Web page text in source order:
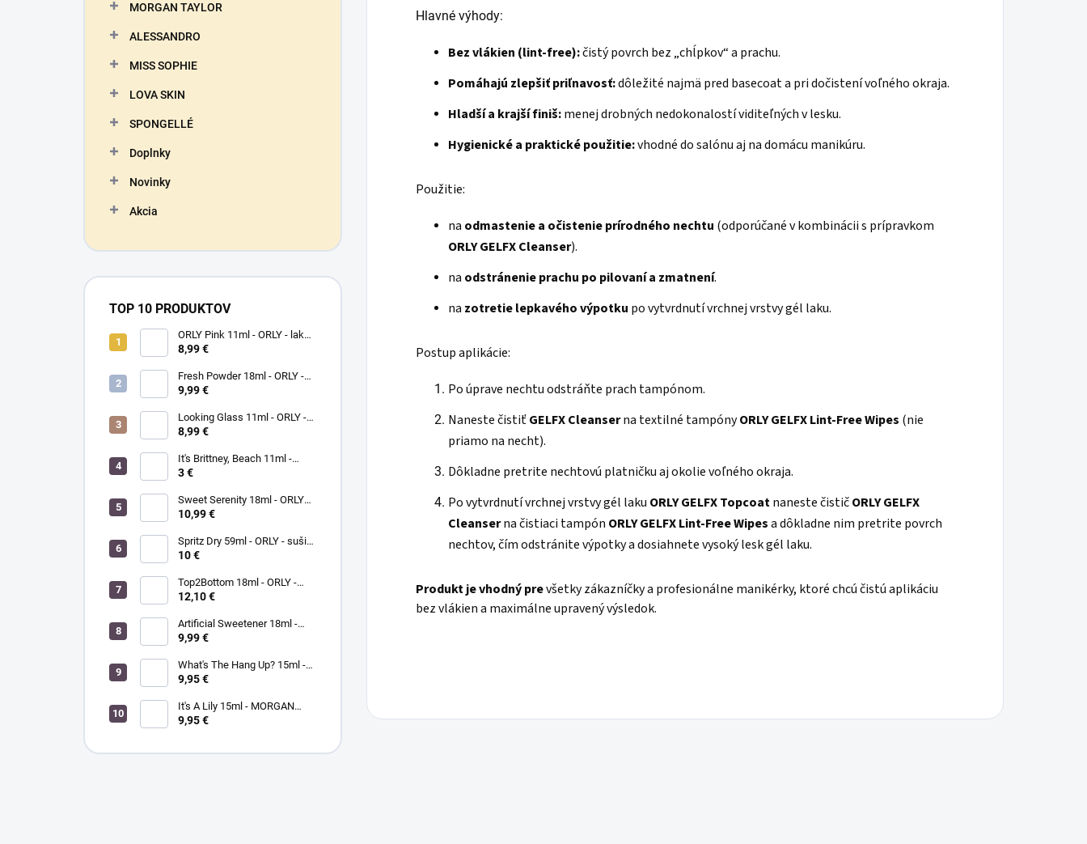
MORGAN TAYLOR
ALESSANDRO
MISS SOPHIE
LOVA SKIN
SPONGELLÉ
Doplnky
Novinky
Akcia
TOP 10 PRODUKTOV
ORLY Pink 11ml - ORLY - lak
na nechty
8,99 €
Fresh Powder 18ml - ORLY -
lak na nechty
9,99 €
Looking Glass 11ml - ORLY -
lak na nechty
8,99 €
It's Brittney, Beach 11ml -
ORLY lak na nechty
3 €
Sweet Serenity 18ml - ORLY
BREATHABLE - ošetrujúci
10,99 €
Spritz Dry 59ml - ORLY - sušič
laku na nechty
10 €
Top2Bottom 18ml - ORLY -
podkladový a vrchný lak na
12,10 €
Artificial Sweetener 18ml -
ORLY lak na nechty
9,99 €
What's The Hang Up? 15ml -
MORGANTAYLOR - lak na
9,95 €
It's A Lily 15ml - MORGAN
TAYLOR - lak na nechty
9,95 €
Hlavné výhody:
Bez vlákien (lint-free):čistý povrch bez „chĺpkov“ a prachu.
Pomáhajú zlepšiť priľnavosť:dôležité najmä pred basecoat a pri dočistení voľného okraja.
Hladší a krajší finiš:menej drobných nedokonalostí viditeľných v lesku.
Hygienické a praktické použitie:vhodné do salónu aj na domácu manikúru.
Použitie:
na odmastenie a očistenie prírodného nechtu (odporúčané v kombinácii s prípravkom
ORLY GELFX Cleanser).
na odstránenie prachu po pilovaní a zmatnení.
na zotretie lepkavého výpotku po vytvrdnutí vrchnej vrstvy gél laku.
Postup aplikácie:
Po úprave nechtu odstráňte prach tampónom.
Naneste čistiťGELFX Cleanserna textilné tampónyORLY GELFX Lint-Free Wipes (nie
priamo na necht).
Dôkladne pretrite nechtovú platničku aj okolie voľného okraja.
Po vytvrdnutí vrchnej vrstvy gél laku ORLY GELFX Topcoatnaneste čističORLY GELFX
Cleanserna čistiaci tampón ORLY GELFX Lint-Free Wipesa dôkladne nim pretrite povrch
nechtov, čím odstránite výpotky a dosiahnete vysoký lesk gél laku.
Produkt je vhodný prevšetky zákazníčky a profesionálne manikérky, ktoré chcú čistú aplikáciu
bez vlákien a maximálne upravený výsledok.